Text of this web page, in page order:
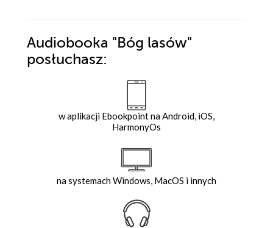
Audiobooka "Bóg lasów"
posłuchasz:
w aplikacji Ebookpoint na Android, iOS,
HarmonyOs
na systemach Windows, MacOS i innych